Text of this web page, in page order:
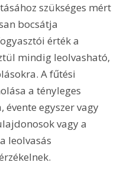
szükséges mért
bocsátja
érték a
mindig leolvasható,
A fűtési
a tényleges
egyszer vagy
vagy a
leolvasás